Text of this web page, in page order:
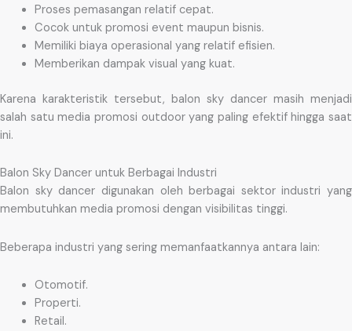
Proses pemasangan relatif cepat.
Cocok untuk promosi event maupun bisnis.
Memiliki biaya operasional yang relatif efisien.
Memberikan dampak visual yang kuat.
Karena karakteristik tersebut, balon sky dancer masih menjadi
salah satu media promosi outdoor yang paling efektif hingga saat
ini.
Balon Sky Dancer untuk Berbagai Industri
Balon sky dancer digunakan oleh berbagai sektor industri yang
membutuhkan media promosi dengan visibilitas tinggi.
Beberapa industri yang sering memanfaatkannya antara lain:
Otomotif.
Properti.
Retail.